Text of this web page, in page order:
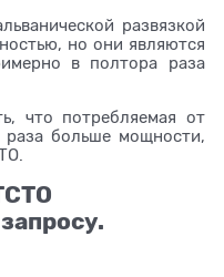
развязкой
но они являются
в полтора раза
что потребляемая от
больше мощности,